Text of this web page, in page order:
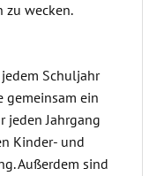
zu wecken.
Schuljahr
gemeinsam ein
jeden Jahrgang
Kinder- und
Außerdem sind